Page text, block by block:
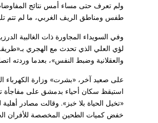
ولم تعرف حتى مساء أمس نتائج
طفس ومناطق الريف الغربي، ما لم تتم
وفي السويداء المجاورة ذات الغالبية
لؤي العلي الذي تحدث مع الهجري بـ«طريقة
والعقلانية وضبط النفس»، بعدما وردته
على صعيد آخر، «بشرت» وزارة الكهرباء
استيقظ سكان أحياء بدمشق على مفاجأة
«تخيل الحياة بلا خبز». وقالت مصادر
خفض كميات الطحين المخصصة للأفران